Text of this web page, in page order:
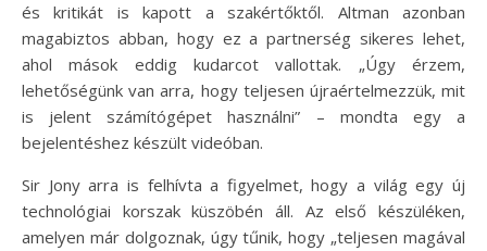
és kritikát is kapott a szakértőktől. Altman azonban
magabiztos abban, hogy ez a partnerség sikeres lehet,
ahol mások eddig kudarcot vallottak. „Úgy érzem,
lehetőségünk van arra, hogy teljesen újraértelmezzük, mit
is jelent számítógépet használni” – mondta egy a
bejelentéshez készült videóban.
Sir Jony arra is felhívta a figyelmet, hogy a világ egy új
technológiai korszak küszöbén áll. Az első készüléken,
amelyen már dolgoznak, úgy tűnik, hogy „teljesen magával